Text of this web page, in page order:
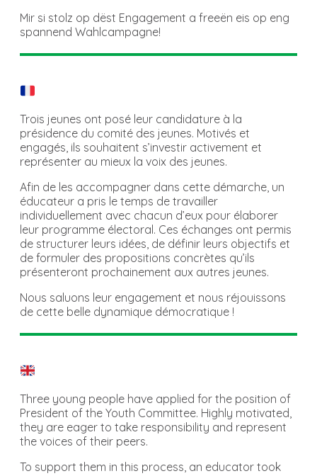
Mir si stolz op dëst Engagement a freeën eis op eng
spannend Wahlcampagne!
Trois jeunes ont posé leur candidature à la
présidence du comité des jeunes. Motivés et
engagés, ils souhaitent s’investir activement et
représenter au mieux la voix des jeunes.
Afin de les accompagner dans cette démarche, un
éducateur a pris le temps de travailler
individuellement avec chacun d’eux pour élaborer
leur programme électoral. Ces échanges ont permis
de structurer leurs idées, de définir leurs objectifs et
de formuler des propositions concrètes qu’ils
présenteront prochainement aux autres jeunes.
Nous saluons leur engagement et nous réjouissons
de cette belle dynamique démocratique !
Three young people have applied for the position of
President of the Youth Committee. Highly motivated,
they are eager to take responsibility and represent
the voices of their peers.
To support them in this process, an educator took